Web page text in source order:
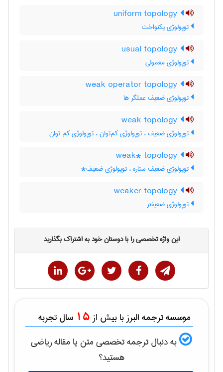
توپولوژی یکنواخت
توپولوژی معمولی
توپولوژی ضعیف عملگر ها
توپولوژی ضعیف ، توپولوژی کم‌توان ، توپولوژی کم توان
توپولوژی ضعیف ستاره ، توپولوژی ضعیف*
توپولوژی ضعیفتر
این واژه تخصصی را با دوستان خود به اشتراک بگذارید
موسسه ترجمه البرز با بیش از 15 سال تجربه
به دنبال ترجمه تخصصی متن یا مقالهرياضی
هستید؟